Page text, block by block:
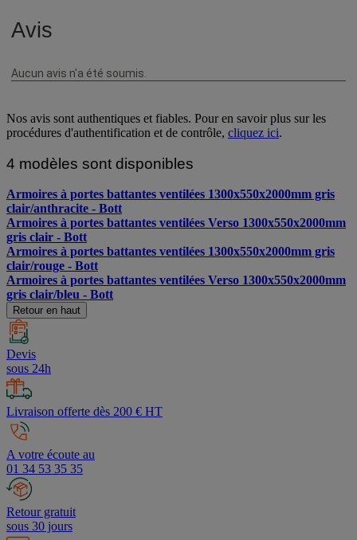
Nos avis sont authentiques et fiables. Pour en savoir plus sur les
procédures d'authentification et de contrôle, cliquez ici.
4 modèles sont disponibles
Armoires à portes battantes ventilées 1300x550x2000mm gris
clair/anthracite - Bott
Armoires à portes battantes ventilées Verso 1300x550x2000mm
gris clair - Bott
Armoires à portes battantes ventilées 1300x550x2000mm gris
clair/rouge - Bott
Armoires à portes battantes ventilées Verso 1300x550x2000mm
gris clair/bleu - Bott
Retour en haut
Devis
sous 24h
Livraison offerte dès 200 € HT
A votre écoute au
01 34 53 35 35
Retour gratuit
sous 30 jours